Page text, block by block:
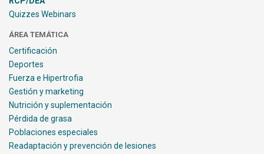
Quizzes Webinars
ÁREA TEMÁTICA
Certificación
Deportes
Fuerza e Hipertrofia
Gestión y marketing
Nutrición y suplementación
Pérdida de grasa
Poblaciones especiales
Readaptación y prevención de lesiones